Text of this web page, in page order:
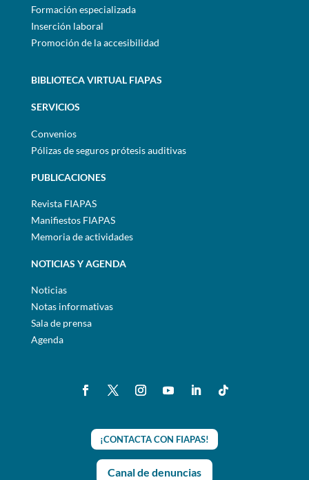
Formación especializada
Inserción laboral
Promoción de la accesibilidad
BIBLIOTECA VIRTUAL FIAPAS
SERVICIOS
Convenios
Pólizas de seguros prótesis auditivas
PUBLICACIONES
Revista FIAPAS
Manifiestos FIAPAS
Memoria de actividades
NOTICIAS Y AGENDA
Noticias
Notas informativas
Sala de prensa
Agenda
¡CONTACTA CON FIAPAS!
Canal de denuncias